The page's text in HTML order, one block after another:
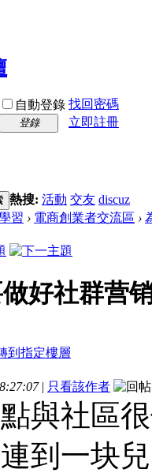
自動登錄 找回密碼
登錄
立即註冊
熱搜: 活動 交友 discuz
習 › 電商創業者交流區 ›
好社群营
| 只看該作者
與社區
到一块